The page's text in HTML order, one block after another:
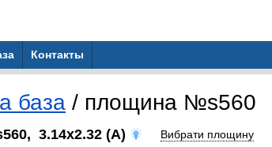
Контакты
база / площина №s560
3.14x2.32 (A) Вибрати площину